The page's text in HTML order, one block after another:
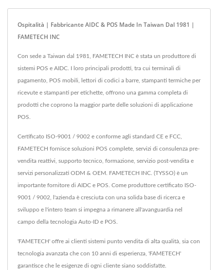
Ospitalità | Fabbricante AIDC & POS Made In Taiwan Dal 1981 |
FAMETECH INC
Con sede a Taiwan dal 1981, FAMETECH INC è stata un produttore di
sistemi POS e AIDC. I loro principali prodotti, tra cui terminali di
pagamento, POS mobili, lettori di codici a barre, stampanti termiche per
ricevute e stampanti per etichette, offrono una gamma completa di
prodotti che coprono la maggior parte delle soluzioni di applicazione
POS.
Certificato ISO-9001 / 9002 e conforme agli standard CE e FCC,
FAMETECH fornisce soluzioni POS complete, servizi di consulenza pre-
vendita reattivi, supporto tecnico, formazione, servizio post-vendita e
servizi personalizzati ODM & OEM. FAMETECH INC. (TYSSO) è un
importante fornitore di AIDC e POS. Come produttore certificato ISO-
9001 / 9002, l'azienda è cresciuta con una solida base di ricerca e
sviluppo e l'intero team si impegna a rimanere all'avanguardia nel
campo della tecnologia Auto-ID e POS.
'FAMETECH' offre ai clienti sistemi punto vendita di alta qualità, sia con
tecnologia avanzata che con 10 anni di esperienza, 'FAMETECH'
garantisce che le esigenze di ogni cliente siano soddisfatte.